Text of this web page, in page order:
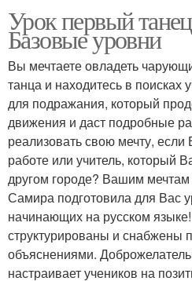
Урок первый
Базовые уровни
Вы мечтаете овладеть
танца и находитесь в поисках
для подражания, который
движения и даст подробные
реализовать свою мечту,
работе или учитель, который
другом городе? Вашим
Самира подготовила для Вас
начинающих на русском
структурированы и снабжены
объяснениями.
настраивает учеников на